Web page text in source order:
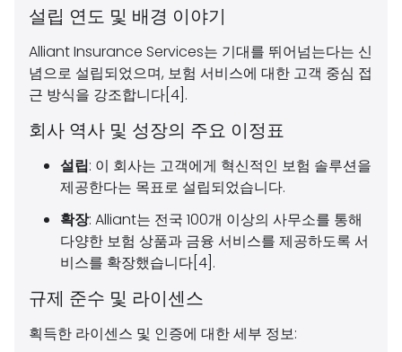
설립 연도 및 배경 이야기
Alliant Insurance Services는 기대를 뛰어넘는다는 신
념으로 설립되었으며, 보험 서비스에 대한 고객 중심 접
근 방식을 강조합니다[4].
회사 역사 및 성장의 주요 이정표
설립: 이 회사는 고객에게 혁신적인 보험 솔루션을
제공한다는 목표로 설립되었습니다.
확장: Alliant는 전국 100개 이상의 사무소를 통해
다양한 보험 상품과 금융 서비스를 제공하도록 서
비스를 확장했습니다[4].
규제 준수 및 라이센스
획득한 라이센스 및 인증에 대한 세부 정보: